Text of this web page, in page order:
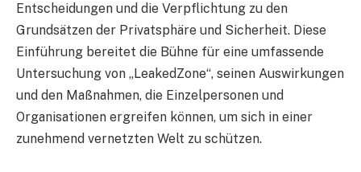
Entscheidungen und die Verpflichtung zu den
Grundsätzen der Privatsphäre und Sicherheit. Diese
Einführung bereitet die Bühne für eine umfassende
Untersuchung von „LeakedZone“, seinen Auswirkungen
und den Maßnahmen, die Einzelpersonen und
Organisationen ergreifen können, um sich in einer
zunehmend vernetzten Welt zu schützen.